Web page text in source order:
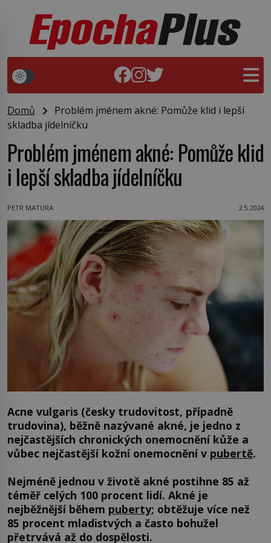
Domů
Problém jménem akné: Pomůže klid i lepší
skladba jídelníčku
Problém jménem akné: Pomůže klid
i lepší skladba jídelníčku
PETR MATURA 2.5.2024
Acne vulgaris (česky trudovitost, případně
trudovina), běžně nazývané akné, je jedno z
nejčastějších chronických onemocnění kůže a
vůbec nejčastější kožní onemocnění v pubertě.
Nejméně jednou v životě akné postihne 85 až
téměř celých 100 procent lidí. Akné je
nejběžnější během puberty; obtěžuje více než
85 procent mladistvých a často bohužel
přetrvává až do dospělosti.